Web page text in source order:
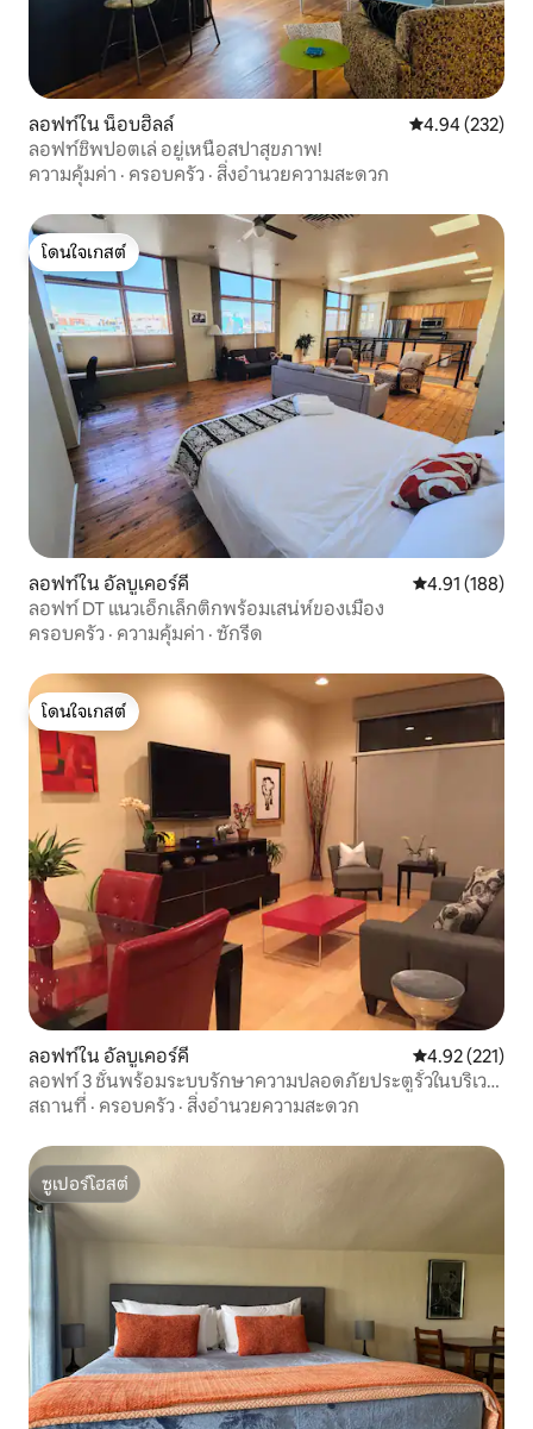
ลอฟท์ใน น็อบฮิลล์ คะแนนเฉลี่ย
4.94 (232)
ลอฟท์ชิพปอตเล่ อยู่เหนือสปาสุขภาพ!
ความคุ้มค่า · ครอบครัว · สิ่งอำนวยความสะดวก
โดนใจเกสต์
โดนใจเกสต์
ลอฟท์ใน อัลบูเคอร์คี คะแนนเฉลี่ย
4.91 (188)
ลอฟท์ DT แนวเอ็กเล็กติกพร้อมเสน่ห์ของเมือง
ครอบครัว · ความคุ้มค่า · ซักรีด
โดนใจเกสต์
โดนใจเกสต์
ลอฟท์ใน อัลบูเคอร์คี คะแนนเฉลี่ย
4.92 (221)
ลอฟท์ 3 ชั้นพร้อมระบบรักษาความปลอดภัยประตูรั้วในบริเวณ
เทศกาลบอลลูน
สถานที่ · ครอบครัว · สิ่งอำนวยความสะดวก
ซูเปอร์โฮสต์
ซูเปอร์โฮสต์